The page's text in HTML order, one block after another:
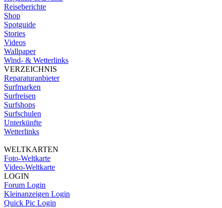
Reiseberichte
Shop
Spotguide
Stories
Videos
Wallpaper
Wind- & Wetterlinks
VERZEICHNIS
Reparaturanbieter
Surfmarken
Surfreisen
Surfshops
Surfschulen
Unterkünfte
Wetterlinks
WELTKARTEN
Foto-Weltkarte
Video-Weltkarte
LOGIN
Forum Login
Kleinanzeigen Login
Quick Pic Login